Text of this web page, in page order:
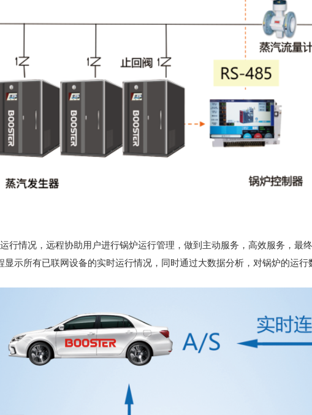
情况，远程协助用户进行锅炉运行管理，做到主动服务，高效服务，最终
示所有已联网设备的实时运行情况，同时通过大数据分析，对锅炉的运